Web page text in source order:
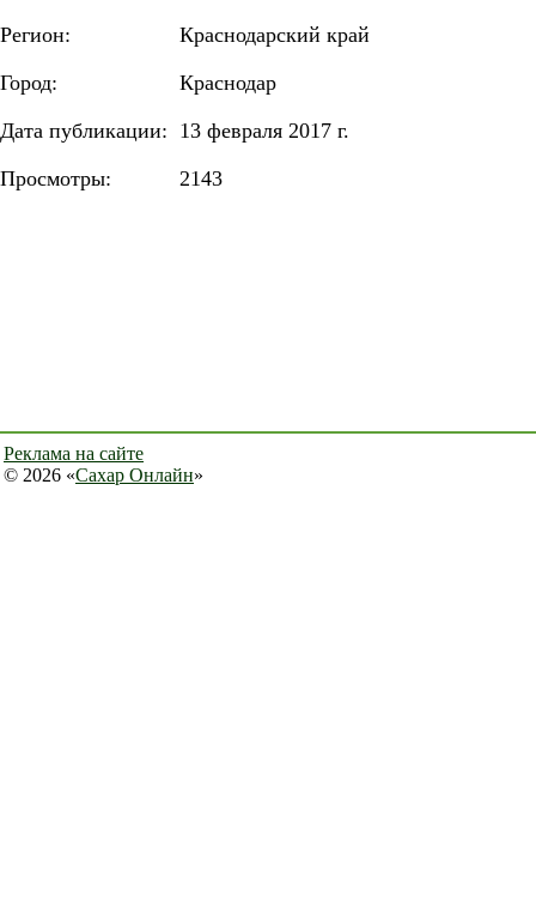
Регион:
Краснодарский край
Город:
Краснодар
Дата публикации: 13 февраля 2017 г.
Просмотры:
2143
Реклама на сайте
© 2026 «Сахар Онлайн»